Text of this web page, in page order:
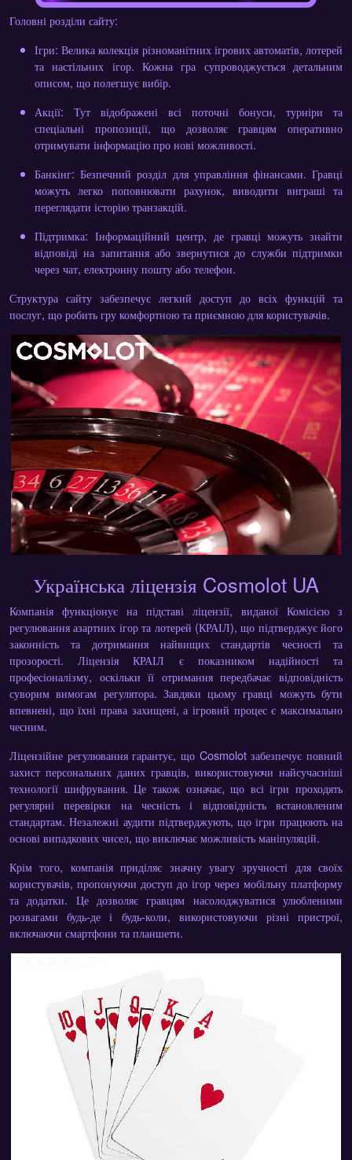
Головні розділи сайту:
Ігри: Велика колекція різноманітних ігрових автоматів, лотерей
та настільних ігор. Кожна гра супроводжується детальним
описом, що полегшує вибір.
Акції: Тут відображені всі поточні бонуси, турніри та
спеціальні пропозиції, що дозволяє гравцям оперативно
отримувати інформацію про нові можливості.
Банкінг: Безпечний розділ для управління фінансами. Гравці
можуть легко поповнювати рахунок, виводити виграші та
переглядати історію транзакцій.
Підтримка: Інформаційний центр, де гравці можуть знайти
відповіді на запитання або звернутися до служби підтримки
через чат, електронну пошту або телефон.
Структура сайту забезпечує легкий доступ до всіх функцій та
послуг, що робить гру комфортною та приємною для користувачів.
Українська ліцензія Cosmolot UA
Компанія функціонує на підставі ліцензії, виданої Комісією з
регулювання азартних ігор та лотерей (КРАІЛ), що підтверджує його
законність та дотримання найвищих стандартів чесності та
прозорості. Ліцензія КРАІЛ є показником надійності та
професіоналізму, оскільки її отримання передбачає відповідність
суворим вимогам регулятора. Завдяки цьому гравці можуть бути
впевнені, що їхні права захищені, а ігровий процес є максимально
чесним.
Ліцензійне регулювання гарантує, що Cosmolot забезпечує повний
захист персональних даних гравців, використовуючи найсучасніші
технології шифрування. Це також означає, що всі ігри проходять
регулярні перевірки на чесність і відповідність встановленим
стандартам. Незалежні аудити підтверджують, що ігри працюють на
основі випадкових чисел, що виключає можливість маніпуляцій.
Крім того, компанія приділяє значну увагу зручності для своїх
користувачів, пропонуючи доступ до ігор через мобільну платформу
та додатки. Це дозволяє гравцям насолоджуватися улюбленими
розвагами будь-де і будь-коли, використовуючи різні пристрої,
включаючи смартфони та планшети.